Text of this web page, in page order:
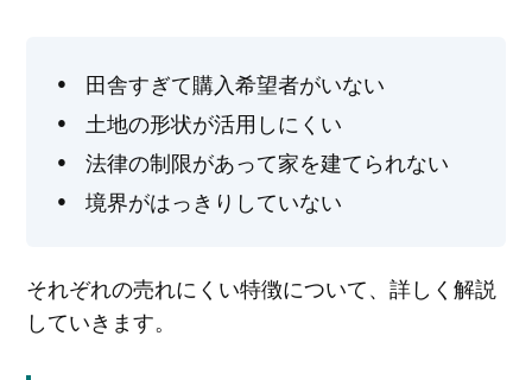
田舎すぎて購入希望者がいない
土地の形状が活用しにくい
法律の制限があって家を建てられない
境界がはっきりしていない
それぞれの売れにくい特徴について、詳しく解説
していきます。